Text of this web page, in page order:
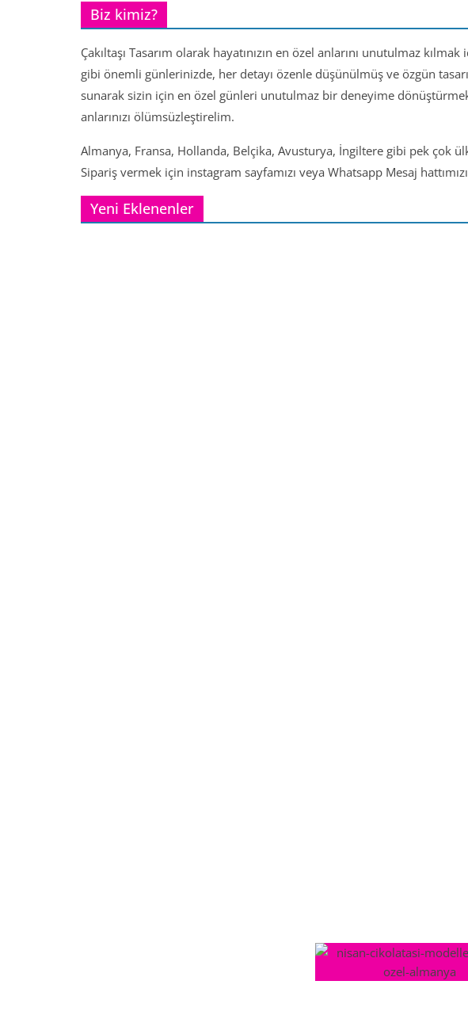
Biz kimiz?
Çakıltaşı Tasarım olarak hayatınızın en özel anlarını unutulmaz
gibi önemli günlerinizde, her detayı özenle düşünülmüş ve özgün
sunarak sizin için en özel günleri unutulmaz bir deneyime
anlarınızı ölümsüzleştirelim.
Almanya, Fransa, Hollanda, Belçika, Avusturya, İngiltere gibi pek çok
Sipariş vermek için instagram sayfamızı veya Whatsapp Mesaj
Yeni Eklenenler